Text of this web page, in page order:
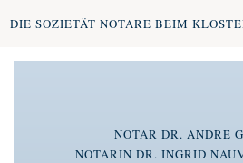
DIE SOZIETÄT NOTARE BEIM
NOTAR DR. ANDRÉ
NOTARIN DR. INGRID